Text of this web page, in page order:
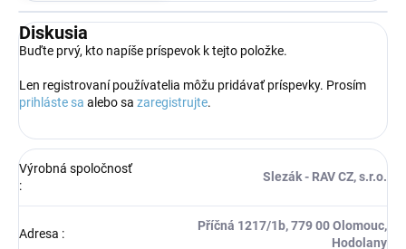
Diskusia
Buďte prvý, kto napíše príspevok k tejto položke.
Len registrovaní používatelia môžu pridávať príspevky. Prosím
prihláste sa alebo sa zaregistrujte.
Výrobná spoločnosť
:
Slezák - RAV CZ, s.r.o.
Adresa :
Příčná 1217/1b, 779 00 Olomouc,
Hodolany